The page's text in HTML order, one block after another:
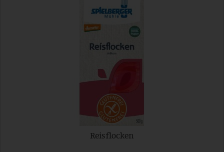
Reisflocken